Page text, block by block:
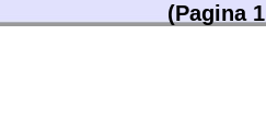
(Pagina